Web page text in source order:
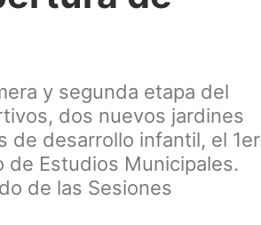
y segunda etapa del
dos nuevos jardines
de desarrollo infantil, el 1er
Estudios Municipales.
de las Sesiones